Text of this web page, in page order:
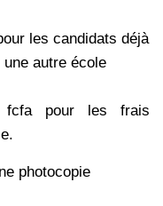
les candidats déjà
autre école
fcfa pour les frais
photocopie